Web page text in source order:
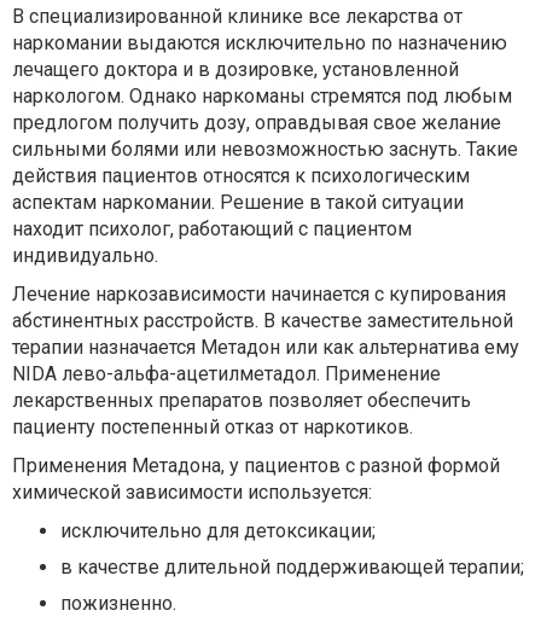
В специализированной клинике все лекарства от
наркомании выдаются исключительно по назначению
лечащего доктора и в дозировке, установленной
наркологом. Однако наркоманы стремятся под любым
предлогом получить дозу, оправдывая свое желание
сильными болями или невозможностью заснуть. Такие
действия пациентов относятся к психологическим
аспектам наркомании. Решение в такой ситуации
находит психолог, работающий с пациентом
индивидуально.
Лечение наркозависимости начинается с купирования
абстинентных расстройств. В качестве заместительной
терапии назначается Метадон или как альтернатива ему
NIDA лево-альфа-ацетилметадол. Применение
лекарственных препаратов позволяет обеспечить
пациенту постепенный отказ от наркотиков.
Применения Метадона, у пациентов с разной формой
химической зависимости используется:
исключительно для детоксикации;
в качестве длительной поддерживающей терапии;
пожизненно.